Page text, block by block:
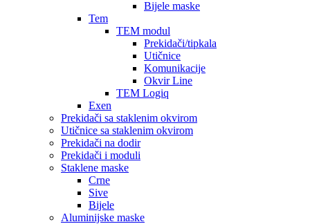
Bijele maske
Tem
TEM modul
Prekidači/tipkala
Utičnice
Komunikacije
Okvir Line
TEM Logiq
Exen
Prekidači sa staklenim okvirom
Utičnice sa staklenim okvirom
Prekidači na dodir
Prekidači i moduli
Staklene maske
Crne
Sive
Bijele
Aluminijske maske